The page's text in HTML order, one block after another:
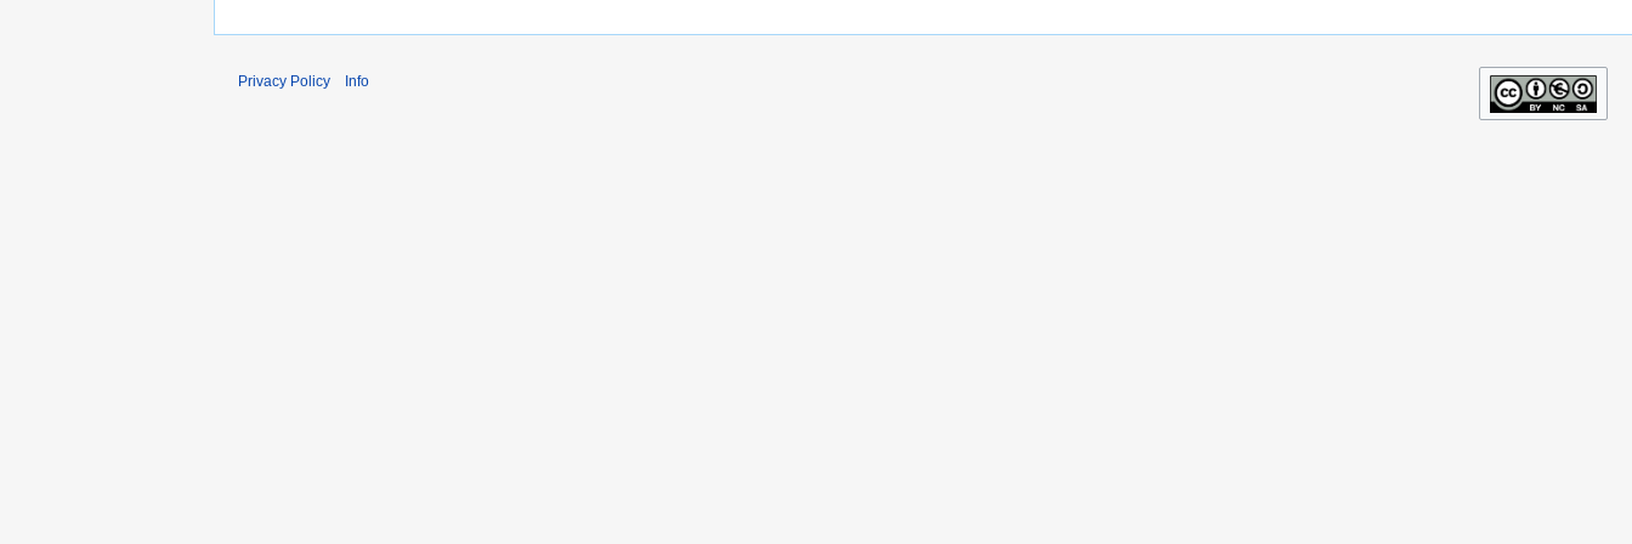
Privacy Policy Info